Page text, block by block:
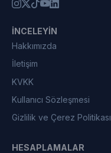
İNCELEYIN
Hakkımızda
İletişim
KVKK
Kullanıcı Sözleşmesi
Gizlilik ve Çerez Politikası
HESAPLAMALAR